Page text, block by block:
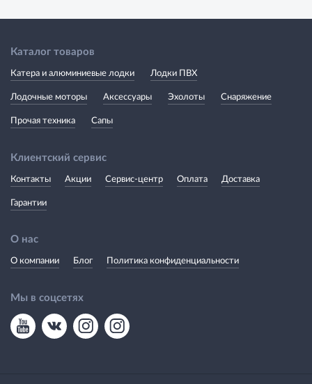
Каталог товаров
Катера и алюминиевые лодки Лодки ПВХ
Лодочные моторы Аксессуары Эхолоты Снаряжение
Прочая техника Сапы
Клиентский сервис
Контакты Акции Сервис-центр Оплата Доставка
Гарантии
О нас
О компании Блог Политика конфиденциальности
Мы в соцсетях